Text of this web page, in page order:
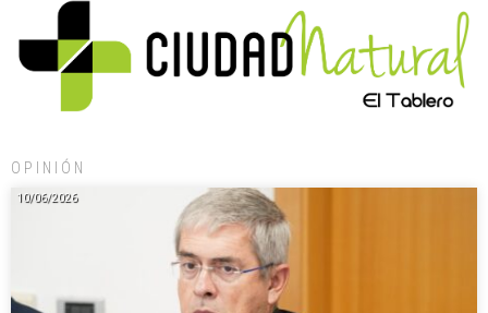
OPINIÓN
10/06/2026